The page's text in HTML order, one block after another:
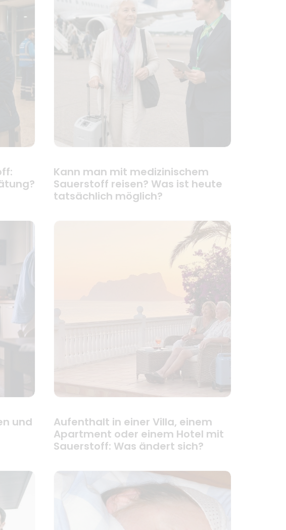
Kann man mit medizinischem
Sauerstoff reisen? Was ist heute
tatsächlich möglich?
und
Aufenthalt in einer Villa, einem
Apartment oder einem Hotel mit
Sauerstoff: Was ändert sich?